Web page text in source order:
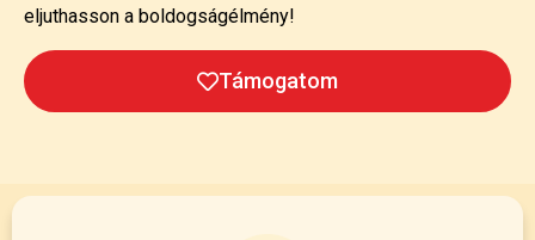
eljuthasson a boldogságélmény!
Támogatom